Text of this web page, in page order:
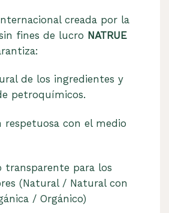
creada por la
fines de lucro NATRUE
de los ingredientes y
petroquímicos.
respetuosa con el medio
transparente para los
(Natural / Natural con
/ Orgánico)